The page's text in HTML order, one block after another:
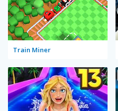
Train Miner